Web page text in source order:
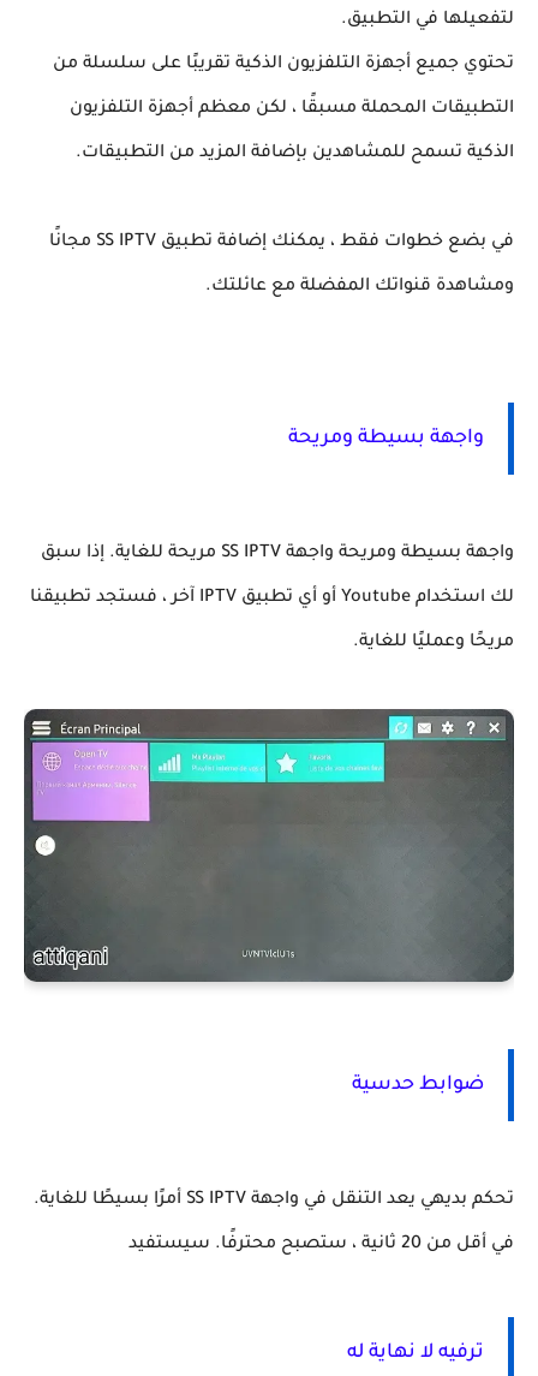
لتفعيلها في التطبيق.
تحتوي جميع أجهزة التلفزيون الذكية تقريبًا على سلسلة من
التطبيقات المحملة مسبقًا ، لكن معظم أجهزة التلفزيون
الذكية تسمح للمشاهدين بإضافة المزيد من التطبيقات.
في بضع خطوات فقط ، يمكنك إضافة تطبيق SS IPTV مجانًا
ومشاهدة قنواتك المفضلة مع عائلتك.
واجهة بسيطة ومريحة
واجهة بسيطة ومريحة واجهة SS IPTV مريحة للغاية. إذا سبق
لك استخدام Youtube أو أي تطبيق IPTV آخر ، فستجد تطبيقنا
مريحًا وعمليًا للغاية.
ضوابط حدسية
تحكم بديهي يعد التنقل في واجهة SS IPTV أمرًا بسيطًا للغاية.
في أقل من 20 ثانية ، ستصبح محترفًا. سيستفيد
ترفيه لا نهاية له